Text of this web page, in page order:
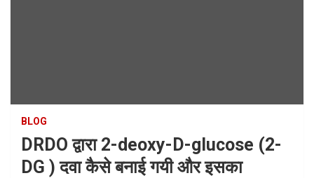
BLOG
DRDO द्वारा 2-deoxy-D-glucose (2-
DG ) दवा कैसे बनाई गयी और इसका